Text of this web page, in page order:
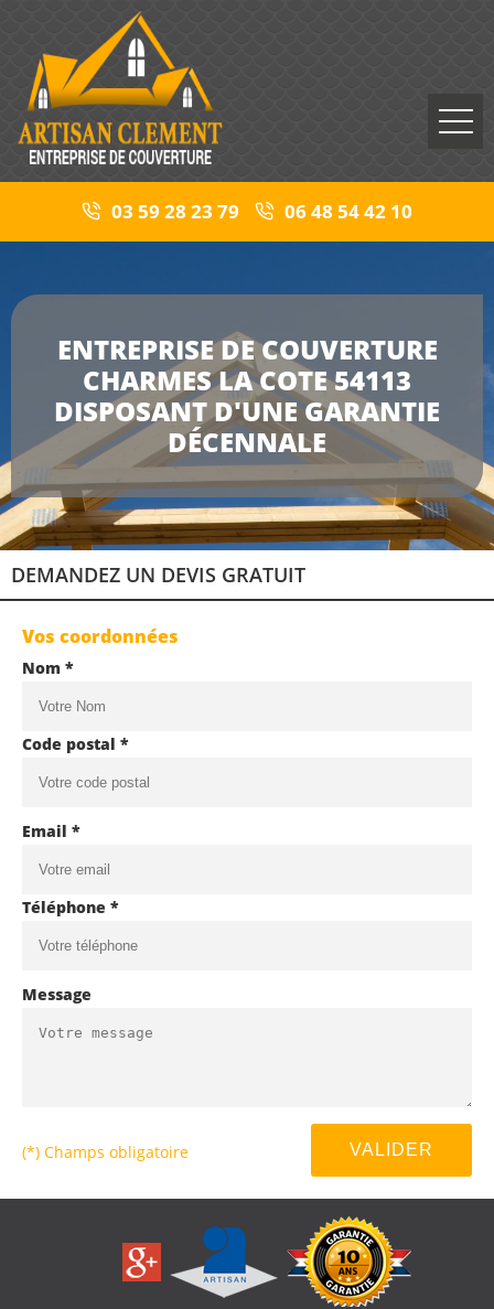
03 59 28 23 79 06 48 54 42 10
ENTREPRISE DE COUVERTURE
CHARMES LA COTE 54113
DISPOSANT D'UNE GARANTIE
DÉCENNALE
DEMANDEZ UN DEVIS GRATUIT
Vos coordonnées
Nom *
Code postal *
Email *
Téléphone *
Message
(*) Champs obligatoire